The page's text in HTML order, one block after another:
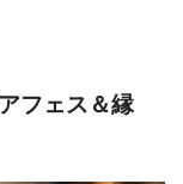
フェス＆縁